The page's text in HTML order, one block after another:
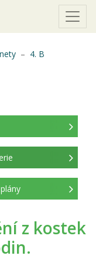
4. B
z kostek